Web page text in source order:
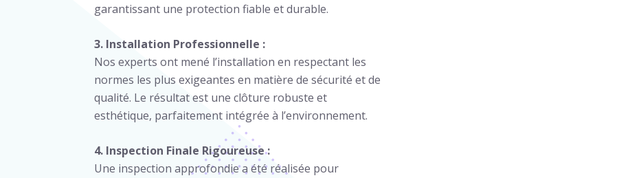
garantissant une protection fiable et durable.
3. Installation Professionnelle :
Nos experts ont mené l’installation en respectant les
normes les plus exigeantes en matière de sécurité et de
qualité. Le résultat est une clôture robuste et
esthétique, parfaitement intégrée à l’environnement.
4. Inspection Finale Rigoureuse :
Une inspection approfondie a été réalisée pour